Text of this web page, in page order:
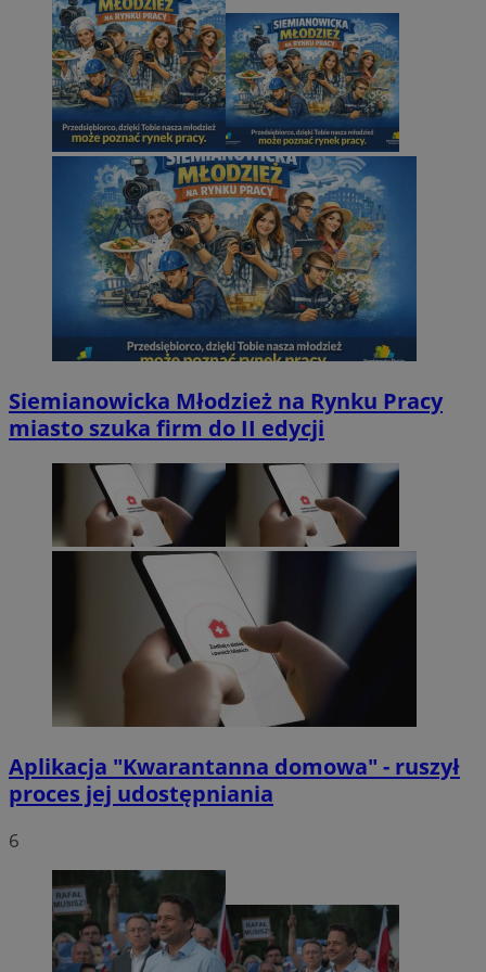
Siemianowicka Młodzież na Rynku Pracy
miasto szuka firm do II edycji
Aplikacja "Kwarantanna domowa" - ruszył
proces jej udostępniania
6